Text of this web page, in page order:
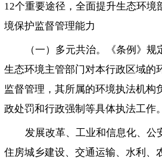
12个重要途径，全面提升生态环境
境保护监督管理能力
（一）多元共治。《条例》
生态环境主管部门对本行政区域的
监督管理，其所属的环境执法机构
政处罚和行政强制等具体执法工作。
发展改革、工业和信息化、公
住房城乡建设、交通运输、水利、